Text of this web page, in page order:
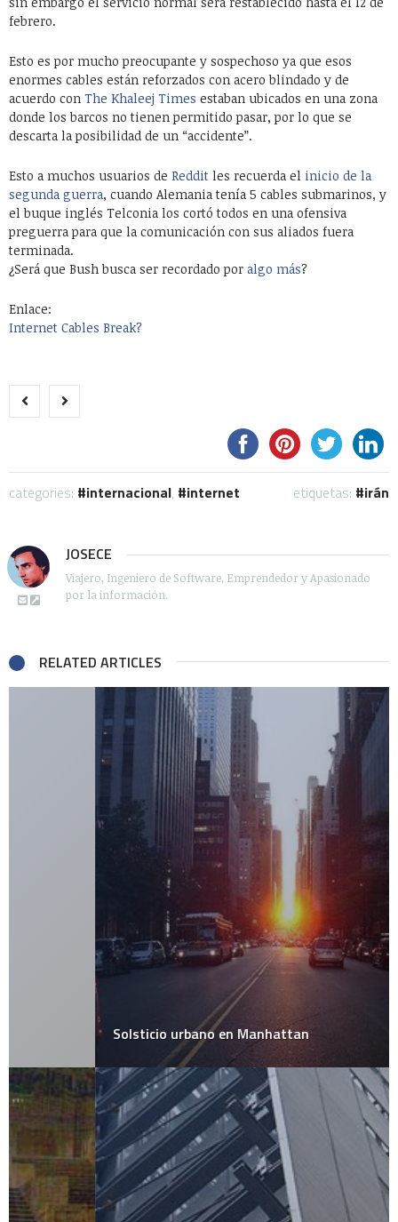
febrero.
Esto es por mucho preocupante y sospechoso ya que esos
enormes cables están reforzados con acero blindado y de
acuerdo con The Khaleej Times estaban ubicados en una zona
donde los barcos no tienen permitido pasar, por lo que se
descarta la posibilidad de un “accidente”.
Esto a muchos usuarios de Reddit les recuerda el inicio de la
segunda guerra, cuando Alemania tenía 5 cables submarinos, y
el buque inglés Telconia los cortó todos en una ofensiva
preguerra para que la comunicación con sus aliados fuera
terminada.
¿Será que Bush busca ser recordado por algo más?
Enlace:
Internet Cables Break?
categories: internacional, internet etiquetas: irán
JOSECE
Viajero, Ingeniero de Software, Emprendedor y Apasionado
por la información.
RELATED ARTICLES
Solsticio urbano en Manhattan